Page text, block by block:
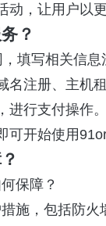
，让用户以
？
填写相关信息
名注册、主机
行支付操作。
开始使用
保障？
施，包括防火